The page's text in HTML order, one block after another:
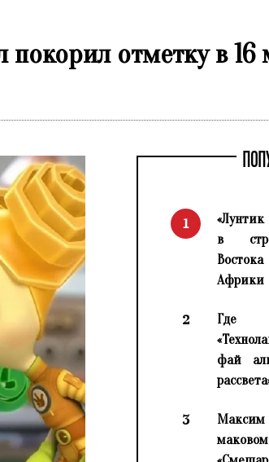
покорил отметку в 16
1
в
Африки
2
Где
фай
3
Максим